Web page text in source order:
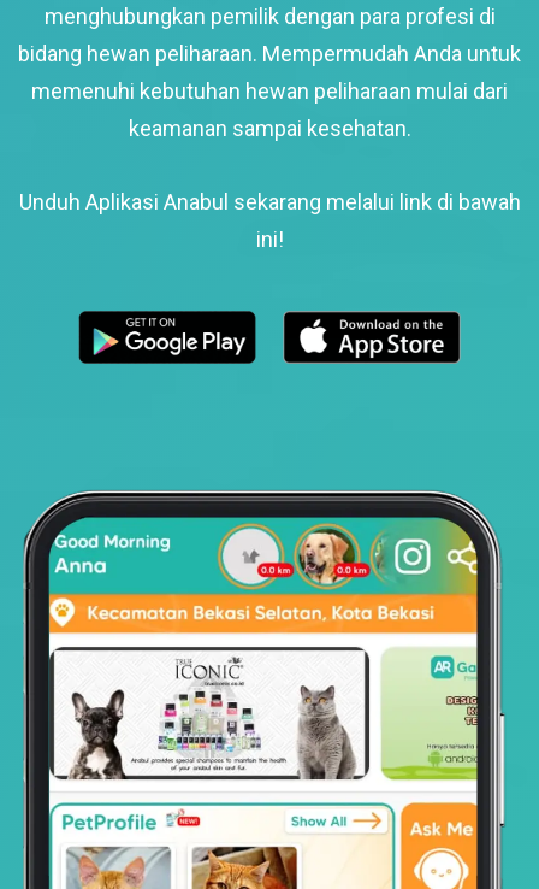
menghubungkan pemilik dengan para profesi di
bidang hewan peliharaan. Mempermudah Anda untuk
memenuhi kebutuhan hewan peliharaan mulai dari
keamanan sampai kesehatan.
Unduh Aplikasi Anabul sekarang melalui link di bawah
ini!